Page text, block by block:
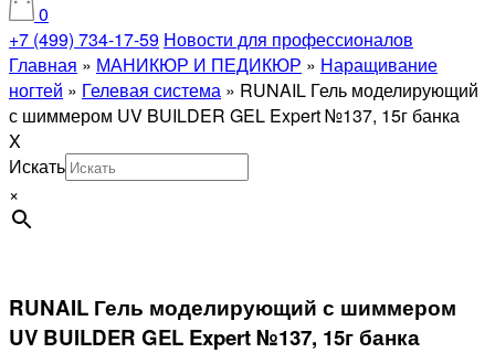
0
+7 (499) 734-17-59 Новости для профессионалов
Главная » МАНИКЮР И ПЕДИКЮР » Наращивание
ногтей » Гелевая система » RUNAIL Гель моделирующий
с шиммером UV BUILDER GEL Expert №137, 15г банка
X
Искать
×
RUNAIL Гель моделирующий с шиммером
UV BUILDER GEL Expert №137, 15г банка